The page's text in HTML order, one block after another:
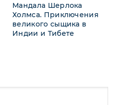
Мандала Шерлока
Холмса. Приключения
великого сыщика в
Индии и Тибете